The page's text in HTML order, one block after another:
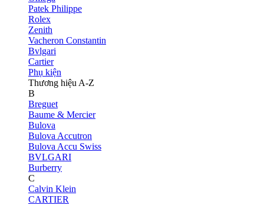
Patek Philippe
Rolex
Zenith
Vacheron Constantin
Bvlgari
Cartier
Phụ kiện
Thương hiệu A-Z
B
Breguet
Baume & Mercier
Bulova
Bulova Accutron
Bulova Accu Swiss
BVLGARI
Burberry
C
Calvin Klein
CARTIER